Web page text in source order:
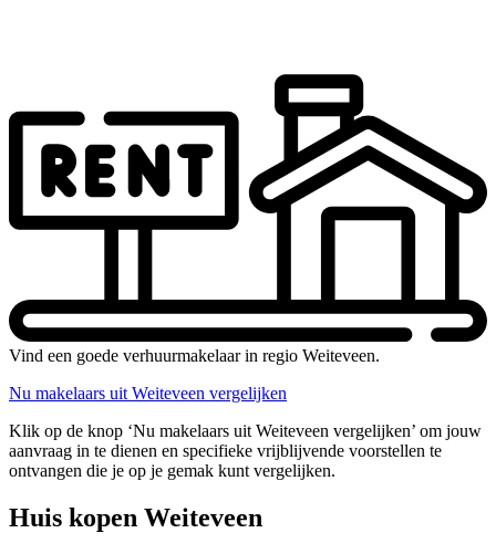
Vind een goede verhuurmakelaar in regio Weiteveen.
Nu makelaars uit Weiteveen vergelijken
Klik op de knop ‘Nu makelaars uit Weiteveen vergelijken’ om jouw
aanvraag in te dienen en specifieke vrijblijvende voorstellen te
ontvangen die je op je gemak kunt vergelijken.
Huis kopen Weiteveen